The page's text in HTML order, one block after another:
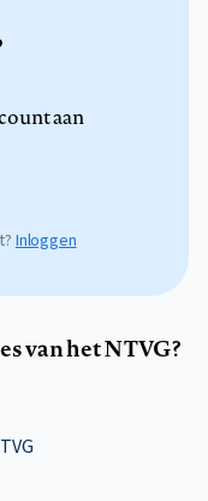
aan
Inloggen
van het NTVG?